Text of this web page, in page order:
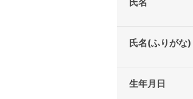
氏名(ふりがな)
生年月日